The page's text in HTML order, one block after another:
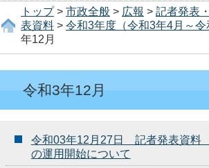
トップ> 市政全般 > 広報 > 記者発表
表資料 > 令和3年度（令和3年4月～令
年12月
令和3年12月
令和03年12月27日 記者発表資料
の運用開始について